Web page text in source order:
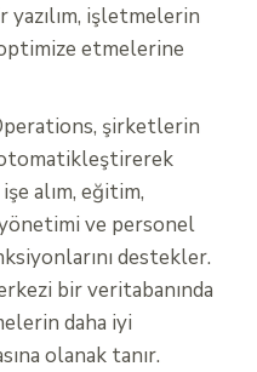
işletmelerin
etmelerine
şirketlerin
alım, eğitim,
ve personel
destekler.
bir veritabanında
daha iyi
olanak tanır.